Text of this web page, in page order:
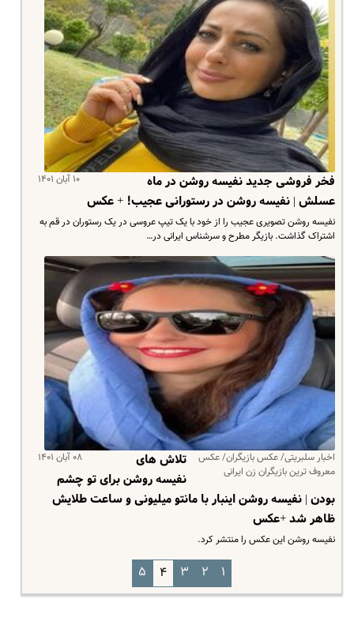
۱۰ آبان ۱۴۰۱
فخر فروشی جدید نفیسه روشن در ماه
عسلش | نفیسه روشن در رستورانی عجیب! + عکس
نفیسه روشن تصویری عجیب را از خود با یک تیپ عروسی در یک رستوران در قم به
اشتراک گذاشت. بازیگر مطرح و سرشناس ایرانی در…
اخبار سلبریتی/ عکس بازیگران/ عکس
معروف ترین بازیگران زن ایرانی
۰۸ آبان ۱۴۰۱
تلاش های
نفیسه روشن برای تو چشم
بودن | نفیسه روشن اینبار با مانتو میلیونی و ساعت طلایش
ظاهر شد +عکس
نفیسه روشن این عکس را منتشر کرد.
۱ ۲ ۳ ۴ ۵